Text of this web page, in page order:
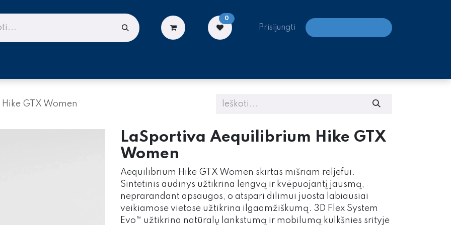
0
Prisijungti
GTX Women
LaSportiva Aequilibrium Hike GTX
Women
Aequilibrium Hike GTX Women skirtas mišriam reljefui.
Sintetinis audinys užtikrina lengvą ir kvėpuojantį jausmą,
neprarandant apsaugos, o atspari dilimui juosta labiausiai
veikiamose vietose užtikrina ilgaamžiškumą. 3D Flex System
Evo™ užtikrina natūralų lankstumą ir mobilumą kulkšnies srityje